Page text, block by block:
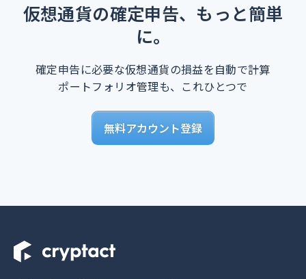
仮想通貨の確定申告、もっと簡単
に。
確定申告に必要な仮想通貨の損益を自動で計算
ポートフォリオ管理も、これひとつで
無料アカウント登録